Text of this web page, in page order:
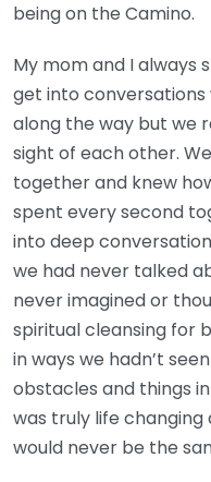
being on the Camino.
My mom and I always
get into
along the way but we
sight of each other.
together and knew
spent every second
into deep
we had never talked
never imagined or
spiritual cleansing for
in ways we hadn’t
obstacles and things
was truly life changing
would never be the